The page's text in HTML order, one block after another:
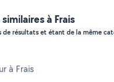
à Frais
de résultats et étant de la même
à Frais